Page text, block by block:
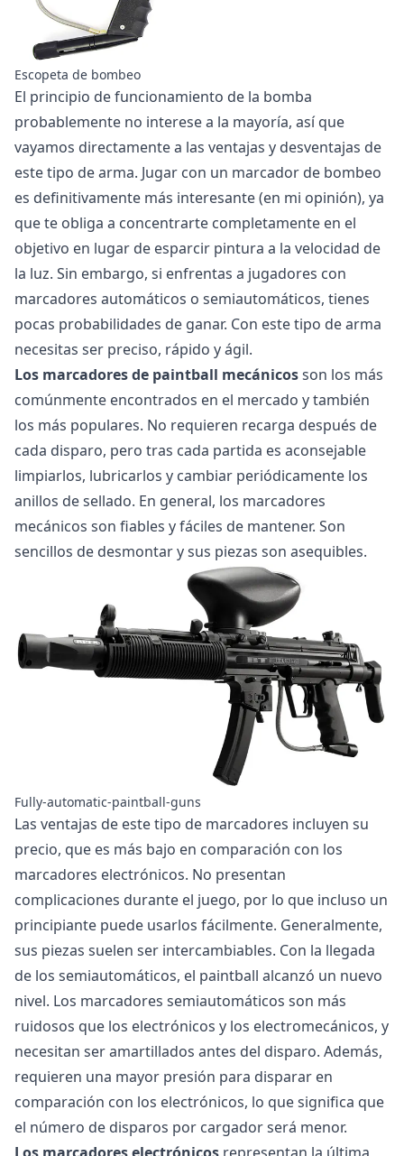
Escopeta de bombeo
El principio de funcionamiento de la bomba
probablemente no interese a la mayoría, así que
vayamos directamente a las ventajas y desventajas de
este tipo de arma. Jugar con un marcador de bombeo
es definitivamente más interesante (en mi opinión), ya
que te obliga a concentrarte completamente en el
objetivo en lugar de esparcir pintura a la velocidad de
la luz. Sin embargo, si enfrentas a jugadores con
marcadores automáticos o semiautomáticos, tienes
pocas probabilidades de ganar. Con este tipo de arma
necesitas ser preciso, rápido y ágil.
Los marcadores de paintball mecánicosson los más
comúnmente encontrados en el mercado y también
los más populares. No requieren recarga después de
cada disparo, pero tras cada partida es aconsejable
limpiarlos, lubricarlos y cambiar periódicamente los
anillos de sellado. En general, los marcadores
mecánicos son fiables y fáciles de mantener. Son
sencillos de desmontar y sus piezas son asequibles.
Fully-automatic-paintball-guns
Las ventajas de este tipo de marcadores incluyen su
precio, que es más bajo en comparación con los
marcadores electrónicos. No presentan
complicaciones durante el juego, por lo que incluso un
principiante puede usarlos fácilmente. Generalmente,
sus piezas suelen ser intercambiables. Con la llegada
de los semiautomáticos, el paintball alcanzó un nuevo
nivel. Los marcadores semiautomáticos son más
ruidosos que los electrónicos y los electromecánicos, y
necesitan ser amartillados antes del disparo. Además,
requieren una mayor presión para disparar en
comparación con los electrónicos, lo que significa que
el número de disparos por cargador será menor.